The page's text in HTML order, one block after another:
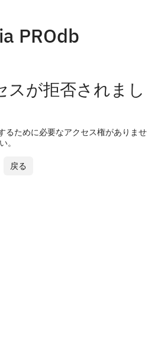
PROdb
スが拒否されまし
るために必要なアクセス権がありませ
。
戻る